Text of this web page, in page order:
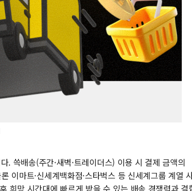
쓱배송(주간·새벽·트레이더스) 이용 시 결제 금액의
이마트·신세계백화점·스타벅스 등 신세계그룹 계열
희망 시간대에 빠르게 받을 수 있는 배송 경쟁력과 결